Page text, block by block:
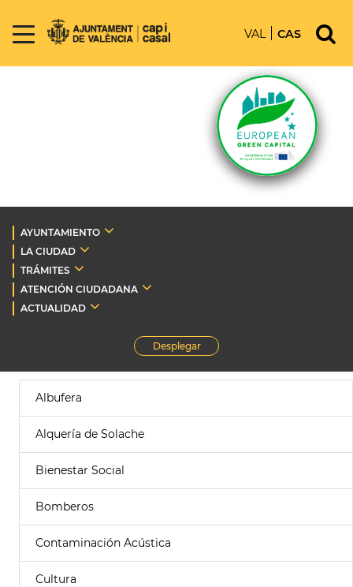
VAL CAS
AYUNTAMIENTO
LA CIUDAD
TRÁMITES
ATENCIÓN CIUDADANA
ACTUALIDAD
Desplegar
Albufera
Alquería de Solache
Bienestar Social
Bomberos
Contaminación Acústica
Cultura